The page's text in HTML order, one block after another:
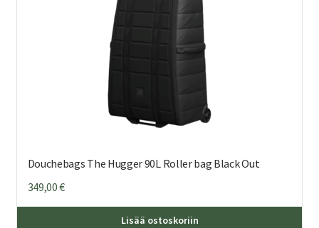
Douchebags The Hugger 90L Roller bag Black Out
349,00€
Lisää ostoskoriin